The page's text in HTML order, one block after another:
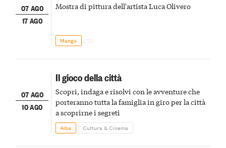
07 AGO
17 AGO
Mostra di pittura dell'artista Luca Olivero
Mango
07 AGO
10 AGO
Il gioco della città
Scopri, indaga e risolvi con le avventure che
porteranno tutta la famiglia in giro per la città
a scoprirne i segreti
Alba Cultura & Cinema